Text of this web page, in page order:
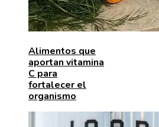
Alimentos que
aportan vitamina
C para
fortalecer el
organismo